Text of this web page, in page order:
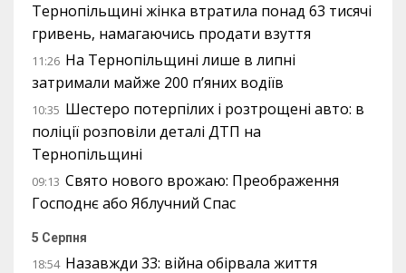
Тернопільщині жінка втратила понад 63 тисячі
гривень, намагаючись продати взуття
11:26 На Тернопільщині лише в липні
затримали майже 200 п’яних водіїв
10:35 Шестеро потерпілих і розтрощені авто: в
поліції розповіли деталі ДТП на
Тернопільщині
09:13 Свято нового врожаю: Преображення
Господнє або Яблучний Спас
5 Серпня
18:54 Назавжди 33: війна обірвала життя